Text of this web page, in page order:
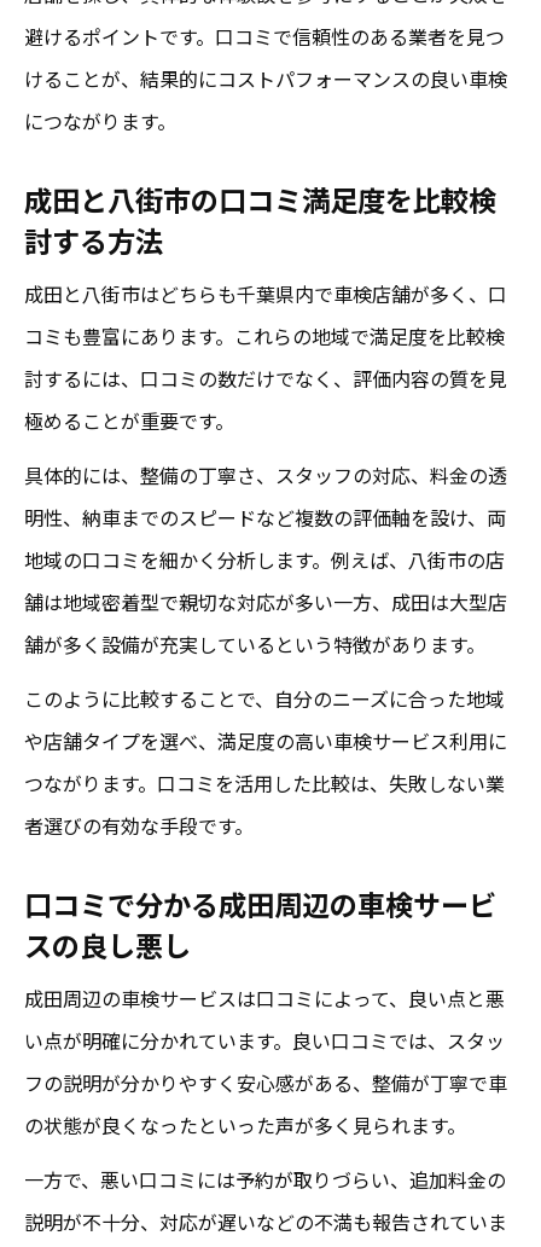
避けるポイントです。口コミで信頼性のある業者を見つ
けることが、結果的にコストパフォーマンスの良い車検
につながります。
成田と八街市の口コミ満足度を比較検
討する方法
成田と八街市はどちらも千葉県内で車検店舗が多く、口
コミも豊富にあります。これらの地域で満足度を比較検
討するには、口コミの数だけでなく、評価内容の質を見
極めることが重要です。
具体的には、整備の丁寧さ、スタッフの対応、料金の透
明性、納車までのスピードなど複数の評価軸を設け、両
地域の口コミを細かく分析します。例えば、八街市の店
舗は地域密着型で親切な対応が多い一方、成田は大型店
舗が多く設備が充実しているという特徴があります。
このように比較することで、自分のニーズに合った地域
や店舗タイプを選べ、満足度の高い車検サービス利用に
つながります。口コミを活用した比較は、失敗しない業
者選びの有効な手段です。
口コミで分かる成田周辺の車検サービ
スの良し悪し
成田周辺の車検サービスは口コミによって、良い点と悪
い点が明確に分かれています。良い口コミでは、スタッ
フの説明が分かりやすく安心感がある、整備が丁寧で車
の状態が良くなったといった声が多く見られます。
一方で、悪い口コミには予約が取りづらい、追加料金の
説明が不十分、対応が遅いなどの不満も報告されていま